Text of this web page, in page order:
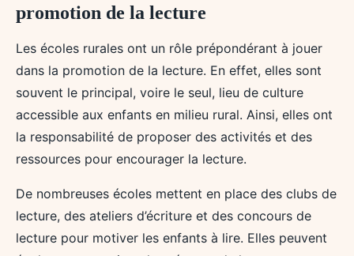
promotion de la lecture
Les écoles rurales ont un rôle prépondérant à jouer
dans la promotion de la lecture. En effet, elles sont
souvent le principal, voire le seul, lieu de culture
accessible aux enfants en milieu rural. Ainsi, elles ont
la responsabilité de proposer des activités et des
ressources pour encourager la lecture.
De nombreuses écoles mettent en place des clubs de
lecture, des ateliers d’écriture et des concours de
lecture pour motiver les enfants à lire. Elles peuvent